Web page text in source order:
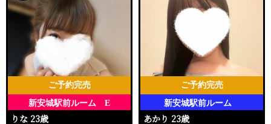
新安城駅前ルーム E
ご予約完売
りな 23歳
新安城駅前ルーム
ご予約完売
あかり 23歳